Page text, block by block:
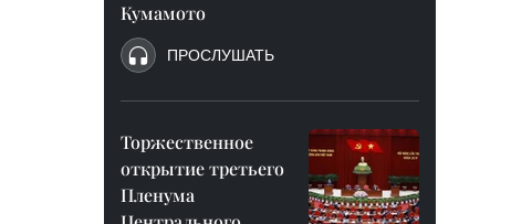
Кумамото
ПРОСЛУШАТЬ
Торжественное
открытие третьего
Пленума